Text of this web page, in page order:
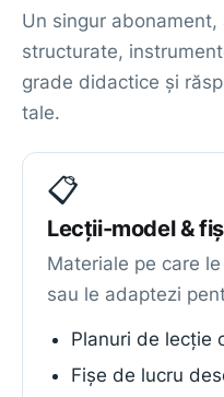
Un singur
structurate,
grade didactice și
tale.
📋
Lecții-model &
Materiale pe care
sau le adaptezi
Planuri de lecție
Fișe de lucru